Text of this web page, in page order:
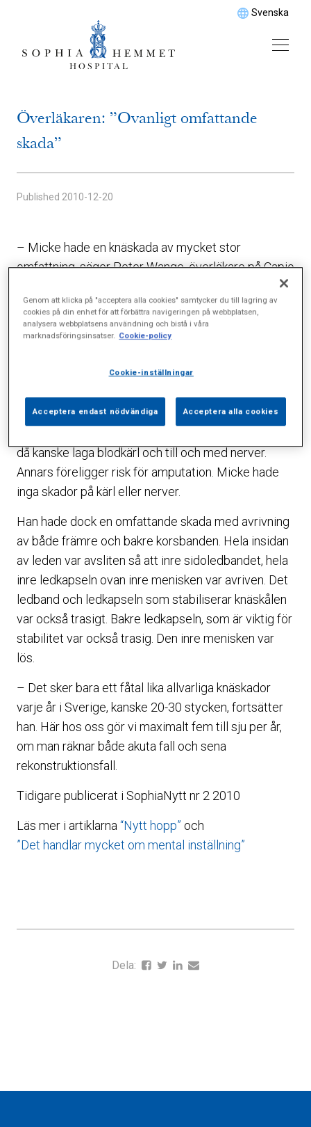
Svenska
Överläkaren: ”Ovanligt omfattande
skada”
Published 2010-12-20
– Micke hade en knäskada av mycket stor
omfattning, säger Peter Wange, överläkare på Capio
Skadan innebär vad vi kallar en knäluxation, det vill
säga att knät under själva skadeögonblicket varit i
rätt läge, om inte så måste man akut dra leden rätt. I
Mickes fall hade den gått tillbaka i rätt läge. Också
det är allvarligt då både blodförsörjning och
då kanske laga blodkärl och till och med nerver.
Annars föreligger risk för amputation. Micke hade
inga skador på kärl eller nerver.
Han hade dock en omfattande skada med avrivning
av både främre och bakre korsbanden. Hela insidan
av leden var avsliten så att inre sidoledbandet, hela
inre ledkapseln ovan inre menisken var avriven. Det
ledband och ledkapseln som stabiliserar knäskålen
var också trasigt. Bakre ledkapseln, som är viktig för
stabilitet var också trasig. Den inre menisken var
lös.
– Det sker bara ett fåtal lika allvarliga knäskador
varje år i Sverige, kanske 20-30 stycken, fortsätter
han. Här hos oss gör vi maximalt fem till sju per år,
om man räknar både akuta fall och sena
rekonstruktionsfall.
Tidigare publicerat i SophiaNytt nr 2 2010
Läs mer i artiklarna “Nytt hopp” och
”Det handlar mycket om mental inställning”
Dela:
Genom att klicka på "acceptera alla cookies" samtycker du till lagring av
cookies på din enhet för att förbättra navigeringen på webbplatsen,
analysera webbplatsens användning och bistå i våra
marknadsföringsinsatser. Cookie-policy
Cookie-inställningar
Acceptera endast nödvändiga Acceptera alla cookies